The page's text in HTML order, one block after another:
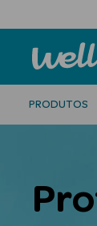
PRODUTOS